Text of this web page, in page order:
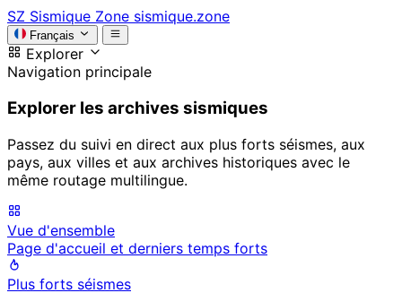
SZ Sismique Zone sismique.zone
Français
Explorer
Navigation principale
Explorer les archives sismiques
Passez du suivi en direct aux plus forts séismes, aux
pays, aux villes et aux archives historiques avec le
même routage multilingue.
Vue d'ensemble
Page d'accueil et derniers temps forts
Plus forts séismes